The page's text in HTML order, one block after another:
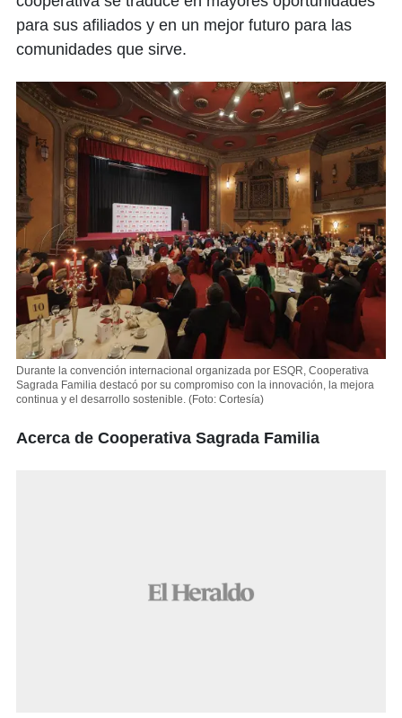
para sus afiliados y en un mejor futuro para las
comunidades que sirve.
Durante la convención internacional organizada por ESQR, Cooperativa
Sagrada Familia destacó por su compromiso con la innovación, la mejora
continua y el desarrollo sostenible. (Foto: Cortesía)
Acerca de Cooperativa Sagrada Familia